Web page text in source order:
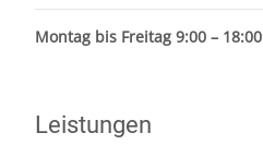
Montag bis Freitag 9:00 – 18:00
Leistungen